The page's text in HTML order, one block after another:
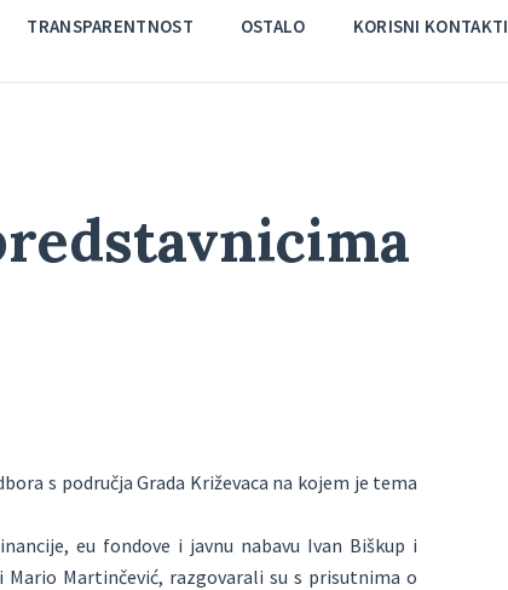
TRANSPARENTNOST OSTALO KORISNI KONTAKTI
s područja Grada Križevaca na kojem je tema
eu fondove i javnu nabavu Ivan Biškup i
Martinčević, razgovarali su s prisutnima o